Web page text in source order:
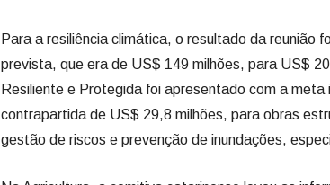
Para a resiliência climática, o resultado da reunião
prevista, que era de US$ 149 milhões, para US$
Resiliente e Protegida foi apresentado com a
contrapartida de US$ 29,8 milhões, para obras
gestão de riscos e prevenção de inundações,